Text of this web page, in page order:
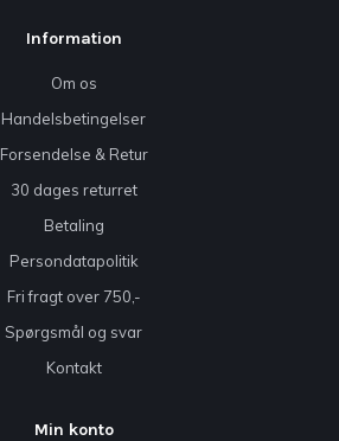
Information
Om os
Handelsbetingelser
Forsendelse & Retur
30 dages returret
Betaling
Persondatapolitik
Fri fragt over 750,-
Spørgsmål og svar
Kontakt
Min konto